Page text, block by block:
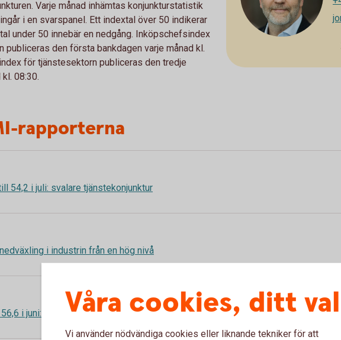
Varje månad inhämtas konjunkturstatistik
i en svarspanel. Ett indextal över 50 indikerar
under 50 innebär en nedgång. Inköpschefsindex
den första bankdagen varje månad kl.
för tjänstesektorn publiceras den tredje
08:30.
rapporterna
54,2 i juli: svalare tjänstekonjunktur
i industrin från en hög nivå
i juni: högre fart i tjänstesektorn
Våra cookies, ditt val
Vi använder nödvändiga cookies eller liknande tekniker för att